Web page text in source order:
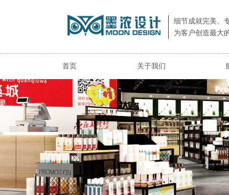
细节成就完美、
为客户创造最大
首页 关于我们